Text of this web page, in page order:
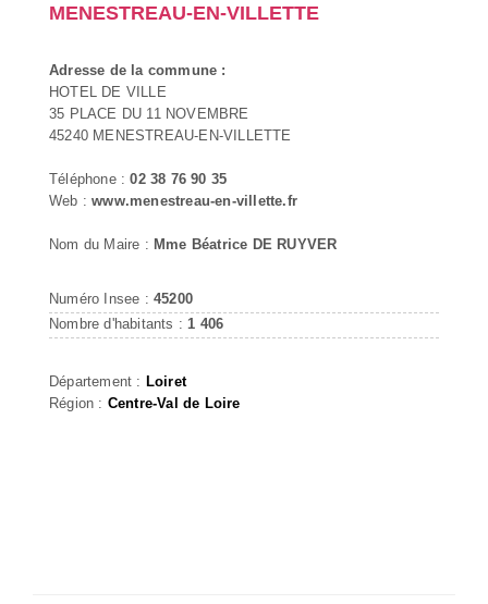
MENESTREAU-EN-VILLETTE
Adresse de la commune :
HOTEL DE VILLE
35 PLACE DU 11 NOVEMBRE
45240 MENESTREAU-EN-VILLETTE
Téléphone :02 38 76 90 35
Web :www.menestreau-en-villette.fr
Nom du Maire : Mme Béatrice DE RUYVER
Numéro Insee : 45200
Nombre d'habitants : 1 406
Département : Loiret
Région : Centre-Val de Loire